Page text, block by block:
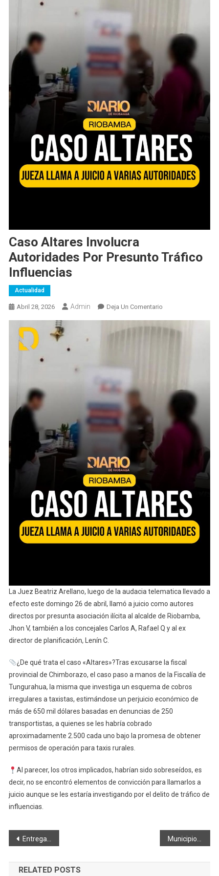
Caso Altares Involucra
Autoridades Por Presunto Tráfico
Influencias
Actualidad
Abril 28, 2026 Admin Deja Un ComentarioEn
Altares
Influencias
La Juez Beatriz Arellano, luego de la audacia telematica llevado a
efecto este domingo 26 de abril, llamó a juicio como autores
directos por presunta asociación ilícita al alcalde de Riobamba,
Jhon V, también a los concejales Carlos A, Rafael Q y al ex
director de planificación, Lenín C.
¿De qué trata el caso «Altares»?Tras excusarse la fiscal
provincial de Chimborazo, el caso paso a manos de la Fiscalía de
Tungurahua, la misma que investiga un esquema de cobros
irregulares a taxistas, estimándose un perjuicio económico de
más de 650 mil dólares basadas en denuncias de 250
transportistas, a quienes se les habría cobrado
aproximadamente 2.500 cada uno bajo la promesa de obtener
permisos de operación para taxis rurales.
Al parecer, los otros implicados, habrían sido sobreseídos, es
decir, no se encontró elementos de convicción para llamarlos a
juicio aunque se les estaría investigando por el delito de tráfico de
influencias.
Navegación
de
Entrega de ganado bovino fortalece producción en Columbe Municipio de Colta iniciará con la construcción de cubierta
RELATED POSTS